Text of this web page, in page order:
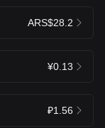
ARS$28.2
¥0.13
₽1.56